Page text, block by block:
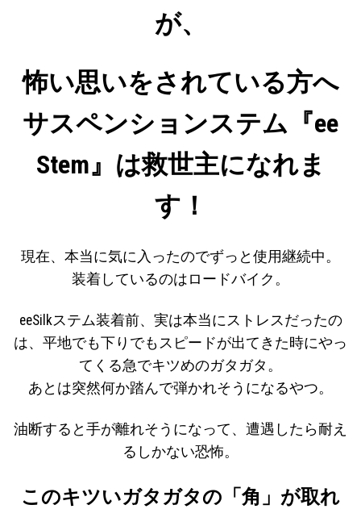
が、
怖い思いをされている方へ
サスペンションステム『ee
Stem』は救世主になれま
す！
現在、本当に気に入ったのでずっと使用継続中。
装着しているのはロードバイク。
eeSilkステム装着前、実は本当にストレスだったの
は、平地でも下りでもスピードが出てきた時にやっ
てくる急でキツめのガタガタ。
あとは突然何か踏んで弾かれそうになるやつ。
油断すると手が離れそうになって、遭遇したら耐え
るしかない恐怖。
このキツいガタガタの「角」が取れ